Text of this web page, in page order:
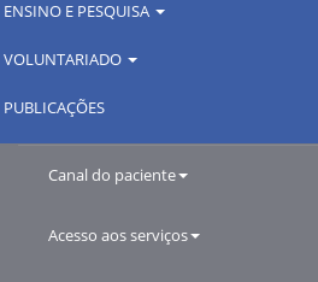
ENSINO E PESQUISA
VOLUNTARIADO
PUBLICAÇÕES
Canal do paciente
Acesso aos serviços